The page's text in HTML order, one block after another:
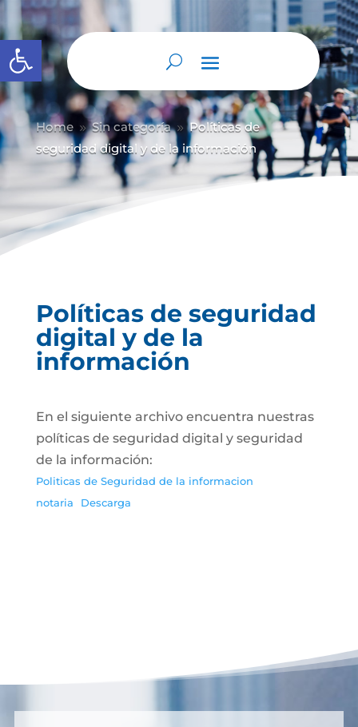
Abrir barra de herramientas
Home 9 Sin categoría 9 Políticas de
seguridad digital y de la información
Políticas de seguridad
digital y de la
información
En el siguiente archivo encuentra nuestras
políticas de seguridad digital y seguridad
de la información:
Politicas de Seguridad de la informacion
notaria
Descarga